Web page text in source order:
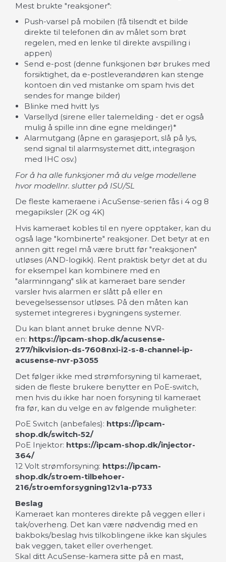
Mest brukte "reaksjoner":
Push-varsel på mobilen (få tilsendt et bilde
direkte til telefonen din av målet som brøt
regelen, med en lenke til direkte avspilling i
appen)
Send e-post (denne funksjonen bør brukes med
forsiktighet, da e-postleverandøren kan stenge
kontoen din ved mistanke om spam hvis det
sendes for mange bilder)
Blinke med hvitt lys
Varsellyd (sirene eller talemelding - det er også
mulig å spille inn dine egne meldinger)*
Alarmutgang (åpne en garasjeport, slå på lys,
send signal til alarmsystemet ditt, integrasjon
med IHC osv.)
For å ha alle funksjoner må du velge modellene
hvor modellnr. slutter på ISU/SL
De fleste kameraene i AcuSense-serien fås i 4 og 8
megapiksler (2K og 4K)
Hvis kameraet kobles til en nyere opptaker, kan du
også lage "kombinerte" reaksjoner. Det betyr at en
annen gitt regel må være brutt før "reaksjonen"
utløses (AND-logikk). Rent praktisk betyr det at du
for eksempel kan kombinere med en
"alarminngang" slik at kameraet bare sender
varsler hvis alarmen er slått på eller en
bevegelsessensor utløses. På den måten kan
systemet integreres i bygningens systemer.
Du kan blant annet bruke denne NVR-
en: https://ipcam-shop.dk/acusense-
277/hikvision-ds-7608nxi-i2-s-8-channel-ip-
acusense-nvr-p3055
Det følger ikke med strømforsyning til kameraet,
siden de fleste brukere benytter en PoE-switch,
men hvis du ikke har noen forsyning til kameraet
fra før, kan du velge en av følgende muligheter:
PoE Switch (anbefales): https://ipcam-
shop.dk/switch-52/
PoE Injektor: https://ipcam-shop.dk/injector-
364/
12 Volt strømforsyning: https://ipcam-
shop.dk/stroem-tilbehoer-
216/stroemforsygning12v1a-p733
Beslag
Kameraet kan monteres direkte på veggen eller i
tak/overheng. Det kan være nødvendig med en
bakboks/beslag hvis tilkoblingene ikke kan skjules
bak veggen, taket eller overhenget.
Skal ditt AcuSense-kamera sitte på en mast,